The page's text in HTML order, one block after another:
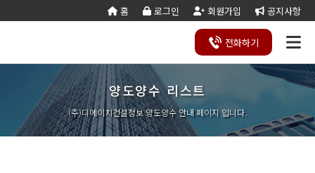
홈 로그인 회원가입 공지사항
전화하기
회사
소개
사업
영역
조직
도 는
길
합
건
설
업
전문건설업
지반조성·포
장공사업
실내건축공
사업
도장·습식·방 조경식재·시
기타공
사업
전기공사업 정보통신
공사업
차
양도
양수
리스
트
양도
양수
절차
기업
진단
공
제
조
합
실
태
조
사
기
재
사
항
변
경
공
능
력
가
·
합
잔고
증명
법령
서식
국가
계약
법령
관계
서식
건설
업등
록서
식
법시
행규
칙
서식
실질
자본
금
계산
기
세무
계산
기
양도양수 리스트
(주)디에이치건설정보 양도양수 안내 페이지 입니다.